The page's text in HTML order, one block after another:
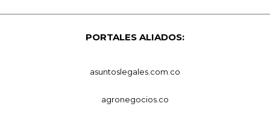
PORTALES ALIADOS:
asuntoslegales.com.co
agronegocios.co